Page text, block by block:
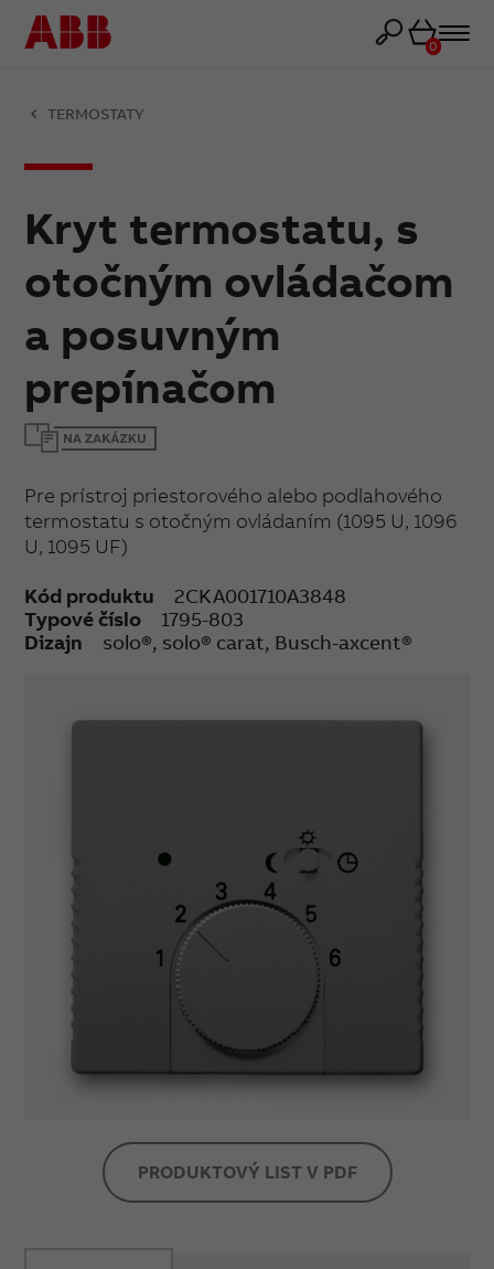
Košík
0
TERMOSTATY
Kryt termostatu, s
otočným ovládačom
a posuvným
prepínačom
Pre prístroj priestorového alebo podlahového
termostatu s otočným ovládaním (1095 U, 1096
U, 1095 UF)
Kód produktu
2CKA001710A3848
Typové číslo
1795-803
Dizajn
solo®, solo® carat, Busch-axcent®
PRODUKTOVÝ LIST V PDF